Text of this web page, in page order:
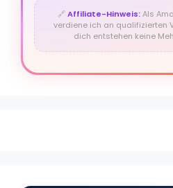
🔗Affiliate-Hinweis:Als
verdiene ich an qualifizierten
dich entstehen keine